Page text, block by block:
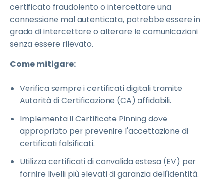
certificato fraudolento o intercettare una
connessione mal autenticata, potrebbe essere in
grado di intercettare o alterare le comunicazioni
senza essere rilevato.
Come mitigare:
Verifica sempre i certificati digitali tramite
Autorità di Certificazione (CA) affidabili.
Implementa il Certificate Pinning dove
appropriato per prevenire l'accettazione di
certificati falsificati.
Utilizza certificati di convalida estesa (EV) per
fornire livelli più elevati di garanzia dell'identità.